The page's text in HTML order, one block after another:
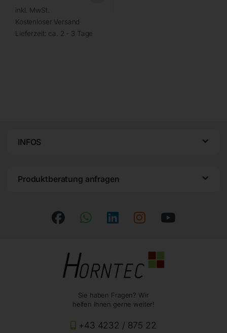
inkl. MwSt.
Kostenloser Versand
Lieferzeit: ca. 2 - 3 Tage
INFOS
Produktberatung anfragen
Sie haben Fragen? Wir
helfen Ihnen gerne weiter!
+43 4232 / 875 22